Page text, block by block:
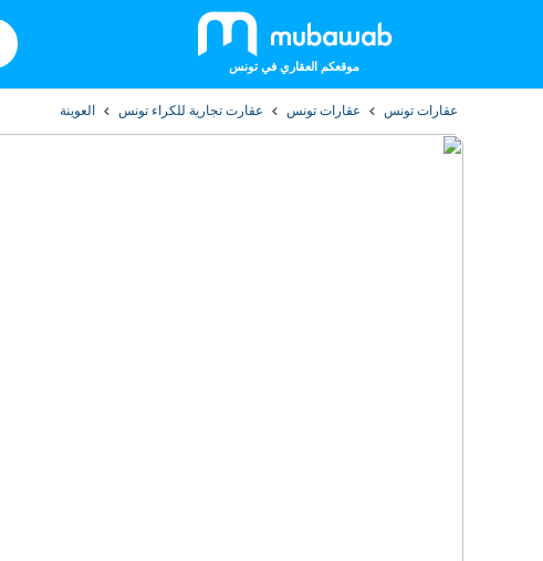
موقعكم العقاري في تونس
عقارات تونس عقارات تونس عقارت تجارية للكراء تونس العوينة